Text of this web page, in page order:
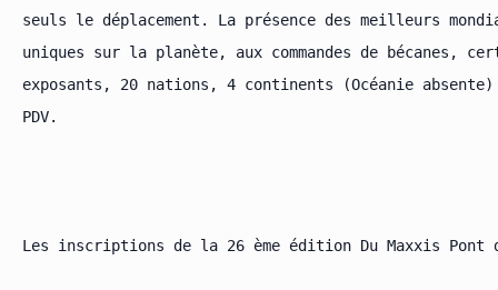
seuls le déplacement. La présence des meilleurs
uniques sur la planète, aux commandes de
exposants, 20 nations, 4 continents (Océanie
PDV.
Les inscriptions de la 26 ème édition Du Maxxis Pont